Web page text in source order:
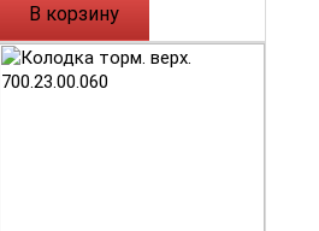
В корзину